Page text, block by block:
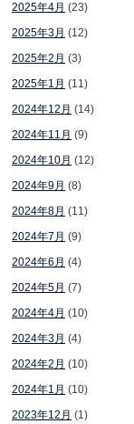
2025年4月 (23)
2025年3月 (12)
2025年2月 (3)
2025年1月 (11)
2024年12月 (14)
2024年11月 (9)
2024年10月 (12)
2024年9月 (8)
2024年8月 (11)
2024年7月 (9)
2024年6月 (4)
2024年5月 (7)
2024年4月 (10)
2024年3月 (4)
2024年2月 (10)
2024年1月 (10)
2023年12月 (1)